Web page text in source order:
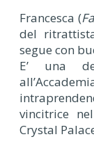
Francesca (
del
segue con
E’ una
vincitrice
Crystal